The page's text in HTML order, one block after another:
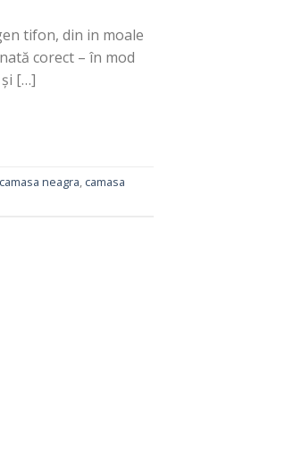
tifon, din in moale
corect – în mod
[…]
camasa neagra, camasa